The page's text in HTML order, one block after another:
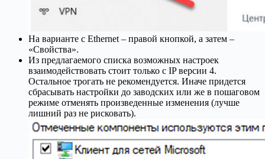
На варианте с Ethernet – правой кнопкой, а затем –
«Свойства».
Из предлагаемого списка возможных настроек
взаимодействовать стоит только с IP версии 4.
Остальное трогать не рекомендуется. Иначе придется
сбрасывать настройки до заводских или же в пошаговом
режиме отменять произведенные изменения (лучше
лишний раз не рисковать).